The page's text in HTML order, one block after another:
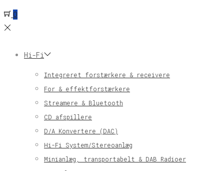
0
Hi-Fi
Integreret forstærkere & receivere
For & effektforstærkere
Streamere & Bluetooth
CD afspillere
D/A Konvertere (DAC)
Hi-Fi System/Stereoanlæg
Minianlæg, transportabelt & DAB Radioer